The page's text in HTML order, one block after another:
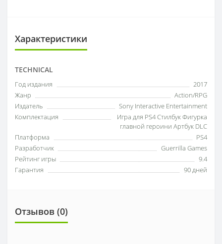
Характеристики
TECHNICAL
Год издания
2017
Жанр
Action/RPG
Издатель
Sony Interactive Entertainment
Комплектация
Игра для PS4 Стилбук Фигурка
главной героини Артбук DLC
Платформа
PS4
Разработчик
Guerrilla Games
Рейтинг игры
9.4
Гарантия
90 дней
Отзывов (0)